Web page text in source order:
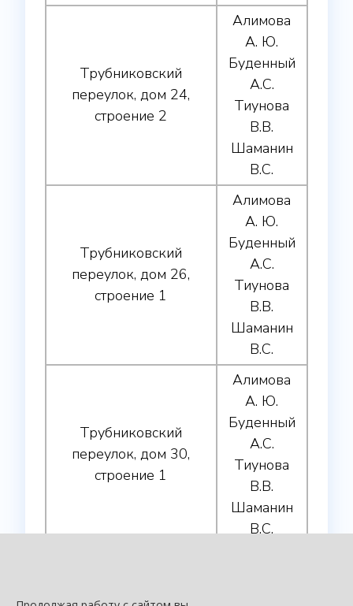
Трубниковский
переулок, дом 24,
строение 2
Алимова
А. Ю.
Буденный
А.С.
Тиунова
В.В.
Шаманин
В.С.
Трубниковский
переулок, дом 26,
строение 1
Алимова
А. Ю.
Буденный
А.С.
Тиунова
В.В.
Шаманин
В.С.
Трубниковский
переулок, дом 30,
строение 1
Алимова
А. Ю.
Буденный
А.С.
Тиунова
В.В.
Шаманин
В.С.